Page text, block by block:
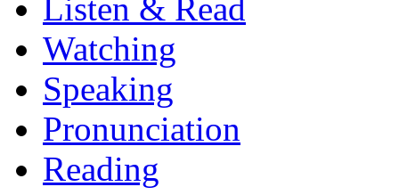
Listen & Read
Watching
Speaking
Pronunciation
Reading